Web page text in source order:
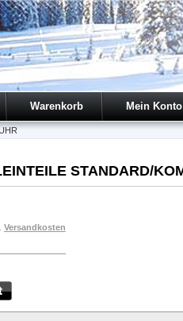
Warenkorb Mein Konto
STANDARD/
Versandkosten